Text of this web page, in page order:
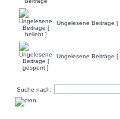
Ungelesene Beiträge [
Ungelesene Beiträge [
Suche nach: